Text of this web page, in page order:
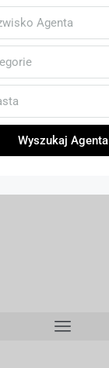
Wyszukaj Agenta